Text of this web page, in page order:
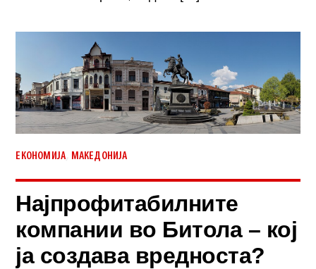
ЕКОНОМИЈА МАКЕДОНИЈА
Најпрофитабилните
компании во Битола – кој
ја создава вредноста?